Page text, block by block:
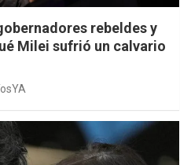
rebeldes y
Milei sufrió un calvario